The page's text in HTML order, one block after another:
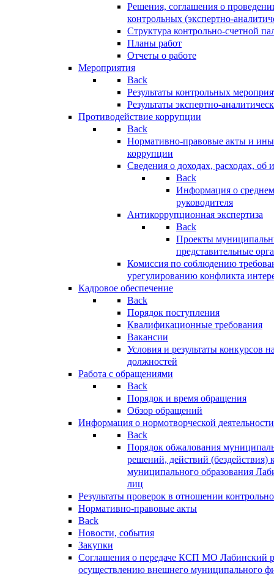
Решения, соглашения о
контрольных (экспертно-
Структура контрольно-счетной
Планы работ
Отчеты о работе
Мероприятия
Back
Результаты контрольных
Результаты экспертно-
Противодействие коррупции
Back
Нормативно-правовые акты и
коррупции
Сведения о доходах, расходах, об
Back
Информация о
руководителя
Антикоррупционная экспертиза
Back
Проекты
представительные
Комиссия по соблюдению
урегулированию конфликта
Кадровое обеспечение
Back
Порядок поступления
Квалификационные требования
Вакансии
Условия и результаты конкурсов
должностей
Работа с обращениями
Back
Порядок и время обращения
Обзор обращений
Информация о нормотворческой деятельности
Back
Порядок обжалования
решений, действий (бездействия)
муниципального образования
лиц
Результаты проверок в отношении
Нормативно-правовые акты
Back
Новости, события
Закупки
Соглашения о передаче КСП МО Лабинский
осуществлению внешнего муниципального